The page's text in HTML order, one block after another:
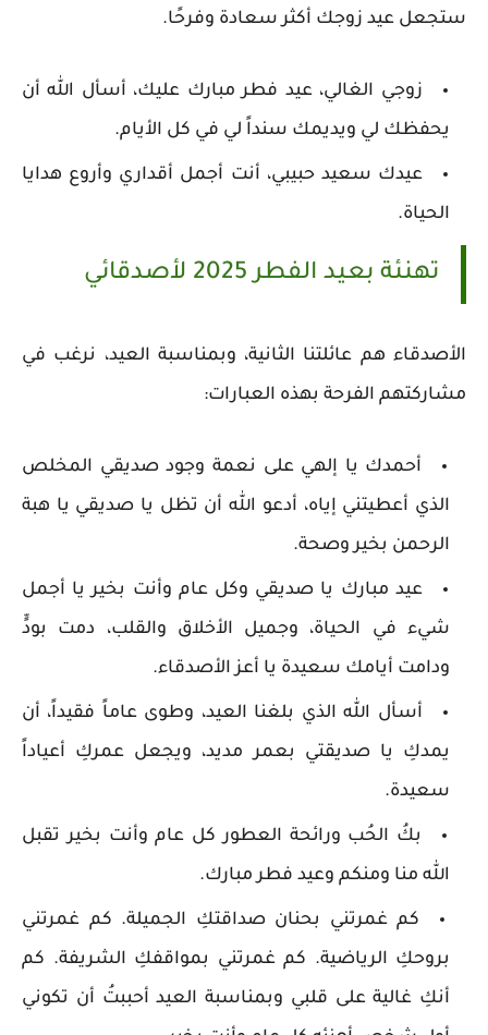
ستجعل عيد زوجك أكثر سعادة وفرحًا.
زوجي الغالي، عيد فطر مبارك عليك، أسأل الله أن
يحفظك لي ويديمك سنداً لي في كل الأيام.
عيدك سعيد حبيبي، أنت أجمل أقداري وأروع هدايا
الحياة.
تهنئة بعيد الفطر 2025 لأصدقائي
الأصدقاء هم عائلتنا الثانية، وبمناسبة العيد، نرغب في
مشاركتهم الفرحة بهذه العبارات:
أحمدك يا إلهي على نعمة وجود صديقي المخلص
الذي أعطيتني إياه، أدعو الله أن تظل يا صديقي يا هبة
الرحمن بخير وصحة.
عيد مبارك يا صديقي وكل عام وأنت بخير يا أجمل
شيء في الحياة، وجميل الأخلاق والقلب، دمت بودٍّ
ودامت أيامك سعيدة يا أعز الأصدقاء.
أسأل الله الذي بلغنا العيد، وطوى عاماً فقيداً، أن
يمدكِ يا صديقتي بعمر مديد، ويجعل عمركِ أعياداً
سعيدة.
بكُ الحُب ورائحة العطور كل عام وأنت بخير تقبل
الله منا ومنكم وعيد فطر مبارك.
كم غمرتني بحنان صداقتكِ الجميلة. كم غمرتني
بروحكِ الرياضية. كم غمرتني بمواقفكِ الشريفة. كم
أنكِ غالية على قلبي وبمناسبة العيد أحببتُ أن تكوني